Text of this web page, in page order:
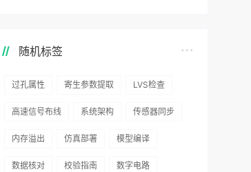
随机标签
过孔属性 寄生参数提取 LVS检查
高速信号布线 系统架构 传感器同步
内存溢出 仿真部署 模型编译
数据核对 校验指南 数字电路